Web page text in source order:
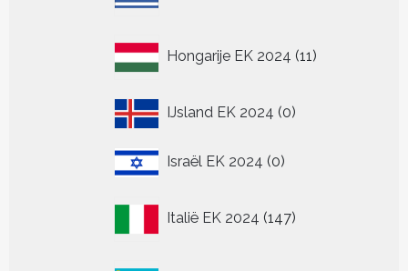
Hongarije EK 2024 11
producten
IJsland EK 2024 00
Israël EK 2024 00
Italië EK 2024 147
producten